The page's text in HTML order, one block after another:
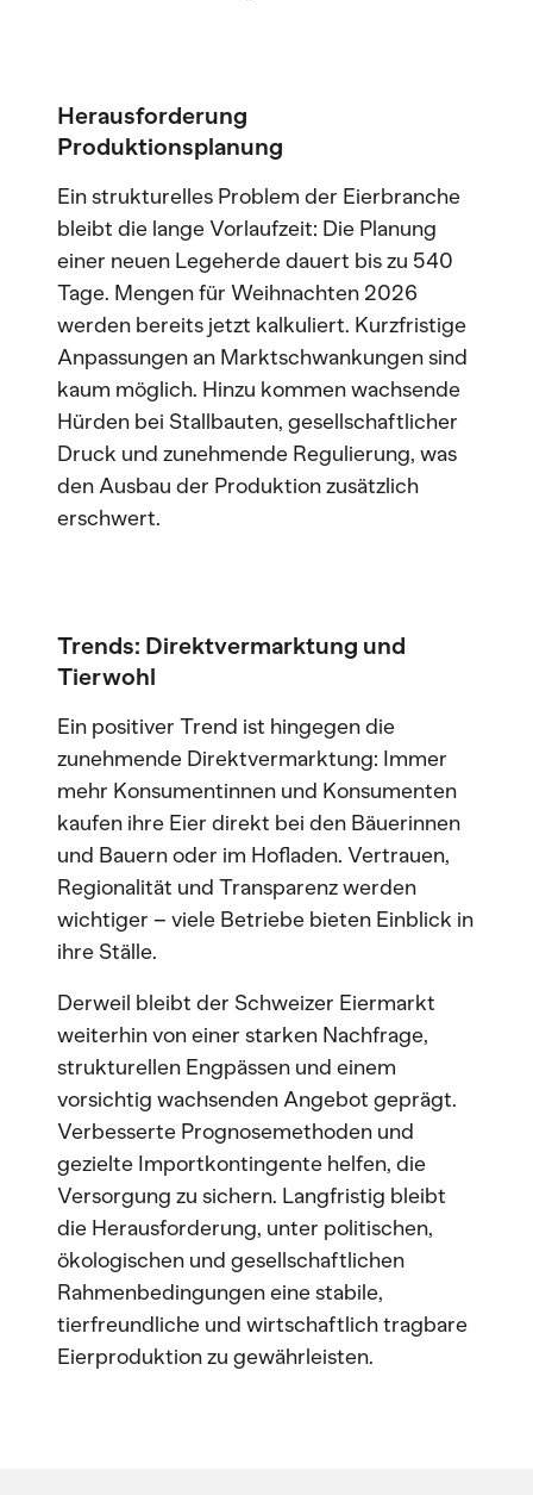
Herausforderung
Produktionsplanung
Ein strukturelles Problem der Eierbranche
bleibt die lange Vorlaufzeit: Die Planung
einer neuen Legeherde dauert bis zu 540
Tage. Mengen für Weihnachten 2026
werden bereits jetzt kalkuliert. Kurzfristige
Anpassungen an Marktschwankungen sind
kaum möglich. Hinzu kommen wachsende
Hürden bei Stallbauten, gesellschaftlicher
Druck und zunehmende Regulierung, was
den Ausbau der Produktion zusätzlich
erschwert.
Trends: Direktvermarktung und
Tierwohl
Ein positiver Trend ist hingegen die
zunehmende Direktvermarktung: Immer
mehr Konsumentinnen und Konsumenten
kaufen ihre Eier direkt bei den Bäuerinnen
und Bauern oder im Hofladen. Vertrauen,
Regionalität und Transparenz werden
wichtiger – viele Betriebe bieten Einblick in
ihre Ställe.
Derweil bleibt der Schweizer Eiermarkt
weiterhin von einer starken Nachfrage,
strukturellen Engpässen und einem
vorsichtig wachsenden Angebot geprägt.
Verbesserte Prognosemethoden und
gezielte Importkontingente helfen, die
Versorgung zu sichern. Langfristig bleibt
die Herausforderung, unter politischen,
ökologischen und gesellschaftlichen
Rahmenbedingungen eine stabile,
tierfreundliche und wirtschaftlich tragbare
Eierproduktion zu gewährleisten.